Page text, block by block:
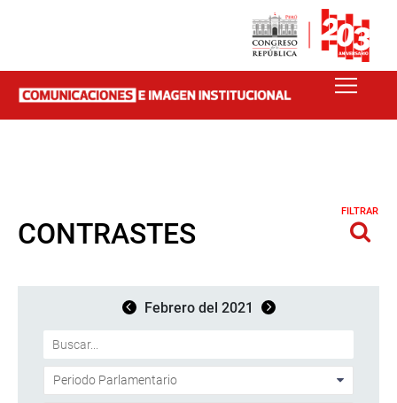
CONTRASTES
FILTRAR
Febrero del 2021